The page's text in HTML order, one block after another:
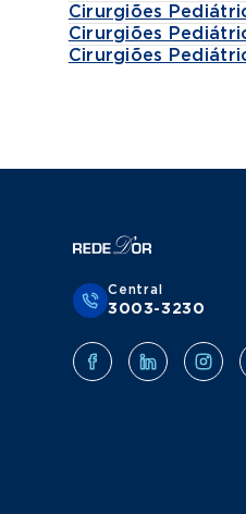
Cirurgiões
Cirurgiões
Cirurgiões
Central
3003-3230